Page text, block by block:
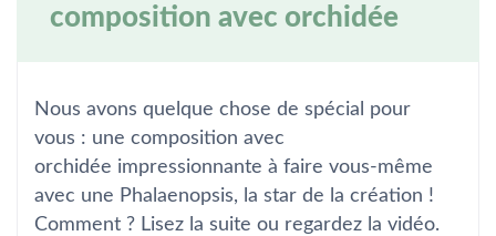
composition avec orchidée
Nous avons quelque chose de spécial pour
vous : une composition avec
orchidée impressionnante à faire vous-même
avec une Phalaenopsis, la star de la création !
Comment ? Lisez la suite ou regardez la vidéo.